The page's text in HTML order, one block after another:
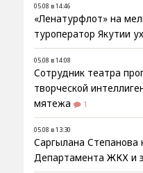
05.08 в 14:46
«Ленатурфлот» на
туроператор Якутии
05.08 в 14:08
Сотрудник театра
творческой
мятежа
1
05.08 в 13:30
Саргылана Степанова
Департамента ЖКХ и